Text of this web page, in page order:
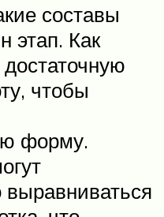
составы
этап. Как
чтобы
форму.
выравниваться